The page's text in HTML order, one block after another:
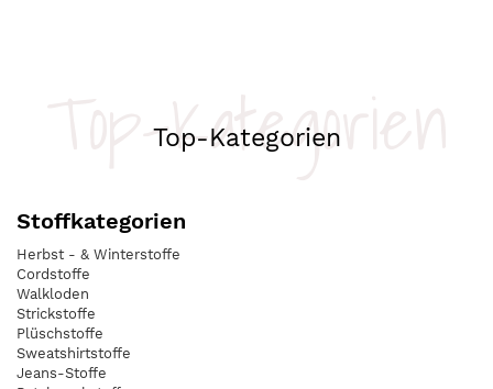
Top-Kategorien
Top-Kategorien
Stoffkategorien
Herbst - & Winterstoffe
Cordstoffe
Walkloden
Strickstoffe
Plüschstoffe
Sweatshirtstoffe
Jeans-Stoffe